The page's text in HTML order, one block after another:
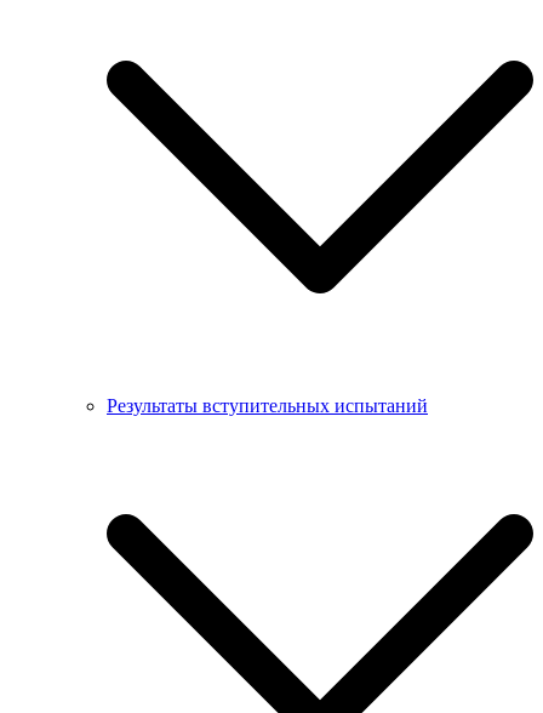
Результаты вступительных испытаний